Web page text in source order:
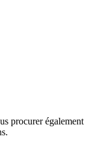
procurer